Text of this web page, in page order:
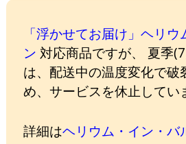
「浮かせてお届け」ヘリ
ン 対応商品ですが、 夏季
は、配送中の温度変化で破
め、サービスを休止してい
詳細はヘリウム・イン・バ